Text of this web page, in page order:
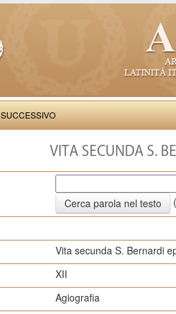
SUCCESSIVO
VITA SECUNDA S.
Vita secunda S. Bernardi
XII
Agiografia